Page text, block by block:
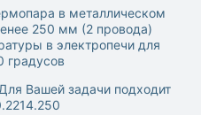
в металлическом
250 мм (2 провода)
в электропечи для
градусов
Для Вашей задачи подходит